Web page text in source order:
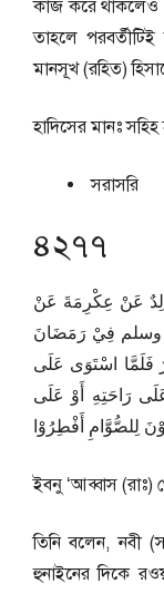
কাজ করে থাকলেও
তাহলে
মানসূখ (রহিত)
হাদিসের মানঃসহিহ
সরাসরি
৪২৭৭
عَنْ عِكْرِمَةَ عَنْ
وسلم فِيْ رَمَضَانَ
فَلَمَّا اسْتَوَى عَلَى
رَاحَتِهِ أَوْ عَلَى
ইবনু ‘আব্বাস (রাঃ)
তিনি বলেন, নবী
হুনাইনের দিকে